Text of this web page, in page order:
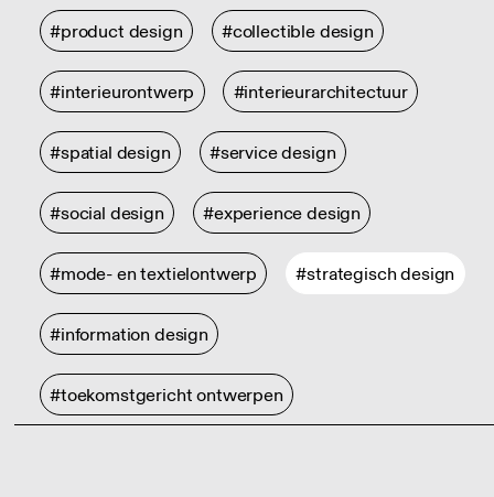
#product design #collectible design
#interieurontwerp #interieurarchitectuur
#spatial design #service design
#social design #experience design
#mode- en textielontwerp #strategisch design
#information design
#toekomstgericht ontwerpen